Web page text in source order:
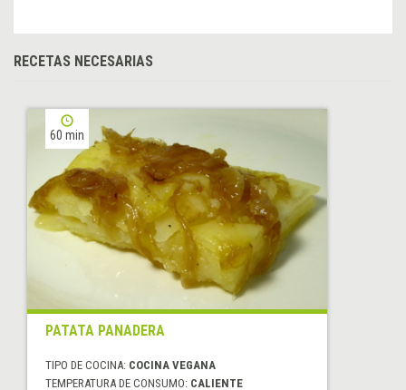
RECETAS NECESARIAS
60 min
PATATA PANADERA
TIPO DE COCINA: COCINA VEGANA
TEMPERATURA DE CONSUMO: CALIENTE